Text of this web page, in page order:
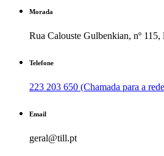
Morada
Rua Calouste Gulbenkian, nº
Telefone
223 203 650 (Chamada para a
Email
geral@till.pt